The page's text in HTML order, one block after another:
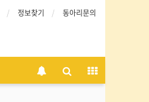
정보찾기 동아리문의